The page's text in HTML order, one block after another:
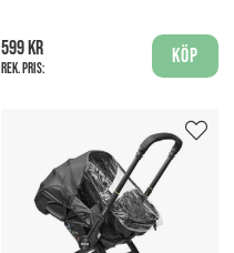
599 kr
Rek. pris:
Köp